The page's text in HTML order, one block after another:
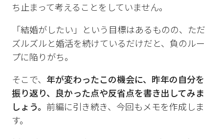
ち止まって考えることをしていません。
「結婚がしたい」という目標はあるものの、ただ
ズルズルと婚活を続けているだけだと、負のルー
プに陥りがち。
そこで、 年が変わったこの機会に、昨年の自分を
振り返り、良かった点や反省点を書き出してみま
しょう。
前編に引き続き、今回もメモを作成しま
す。